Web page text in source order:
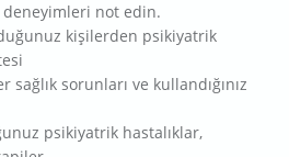
deneyimleri not edin.
kişilerden psikiyatrik
sorunları ve kullandığınız
psikiyatrik hastalıklar,